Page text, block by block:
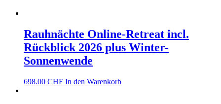
Rauhnächte Online-Retreat incl.
Rückblick 2026 plus Winter-
Sonnenwende
698.00 CHF In den Warenkorb